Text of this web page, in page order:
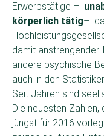
Erwerbstätige –
körperlich tätig–
damit anstrengender.
andere psychische
auch in den
Seit Jahren sind
Die neuesten
jüngst für 2016